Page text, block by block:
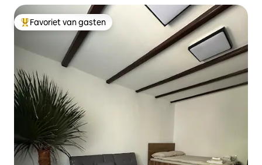
Topfavoriet van gasten
Favoriet van gasten